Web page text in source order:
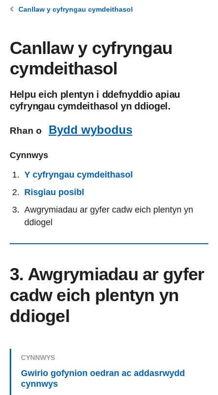
Canllaw y cyfryngau cymdeithasol
Canllaw y cyfryngau
cymdeithasol
Helpu eich plentyn i ddefnyddio apiau
cyfryngau cymdeithasol yn ddiogel.
Rhan o Bydd wybodus
Cynnwys
Y cyfryngau cymdeithasol
Risgiau posibl
Awgrymiadau ar gyfer cadw eich plentyn yn
ddiogel
3. Awgrymiadau ar gyfer
cadw eich plentyn yn
ddiogel
CYNNWYS
Gwirio gofynion oedran ac addasrwydd
cynnwys